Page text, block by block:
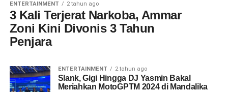
ENTERTAINMENT 2 tahun ago
3 Kali Terjerat Narkoba, Ammar
Zoni Kini Divonis 3 Tahun
Penjara
ENTERTAINMENT 2 tahun ago
Slank, Gigi Hingga DJ Yasmin Bakal
Meriahkan MotoGPTM 2024 di Mandalika